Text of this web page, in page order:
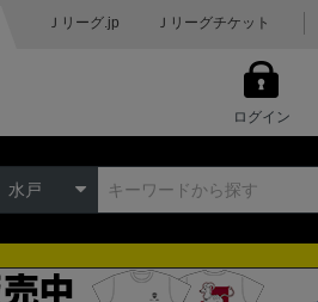
Ｊリーグ.jp Ｊリーグチケット
ログイン
水戸